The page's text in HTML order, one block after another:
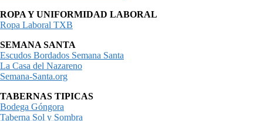
ROPA Y UNIFORMIDAD LABORAL
Ropa Laboral TXB
SEMANA SANTA
Escudos Bordados Semana Santa
La Casa del Nazareno
Semana-Santa.org
TABERNAS TIPICAS
Bodega Góngora
Taberna Sol y Sombra